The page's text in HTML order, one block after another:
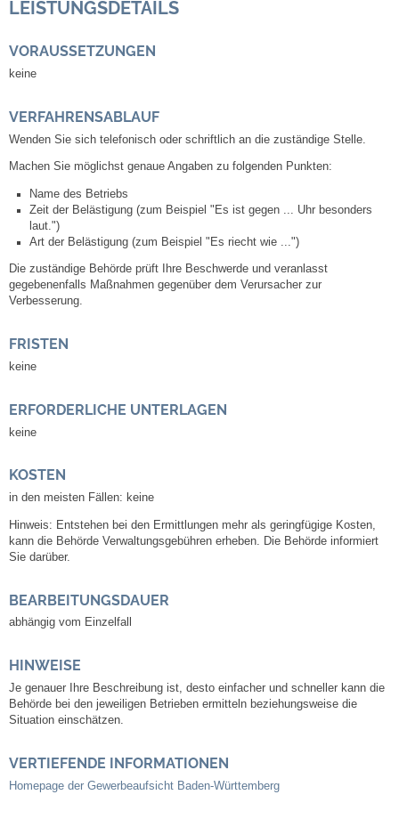
Ratsinfo
Gutachterausschuss
Leben
Bauen & Wohnen
NETZMonitor
Bezirksschornsteinfeger
Bebauungspläne
Fortschreibung Flächennutzungsplan
Förderprogramm Balkonkraftwerk
Kommunale Wärmeplanung
Schulen
Musikschule
LEISTUNGSDETAILS
VORAUSSETZUNGEN
keine
VERFAHRENSABLAUF
Wenden Sie sich telefonisch oder schriftlich an die zuständige Stelle.
Machen Sie möglichst genaue Angaben zu folgenden Punkten:
Name des Betriebs
Zeit der Belästigung (zum Beispiel "Es ist gegen ... Uhr besonders
laut.")
Art der Belästigung (zum Beispiel "Es riecht wie ...")
Die zuständige Behörde prüft Ihre Beschwerde und veranlasst
gegebenenfalls Maßnahmen gegenüber dem Verursacher zur
Verbesserung.
FRISTEN
keine
ERFORDERLICHE UNTERLAGEN
keine
KOSTEN
in den meisten Fällen: keine
Hinweis: Entstehen bei den Ermittlungen mehr als geringfügige Kosten,
kann die Behörde Verwaltungsgebühren erheben. Die Behörde informiert
Sie darüber.
BEARBEITUNGSDAUER
abhängig vom Einzelfall
HINWEISE
Je genauer Ihre Beschreibung ist, desto einfacher und schneller kann die
Behörde bei den jeweiligen Betrieben ermitteln beziehungsweise die
Situation einschätzen.
VERTIEFENDE INFORMATIONEN
Homepage der Gewerbeaufsicht Baden-Württemberg